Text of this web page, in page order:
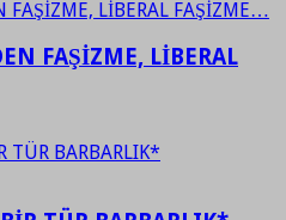
FAŞİZME, LİBERAL